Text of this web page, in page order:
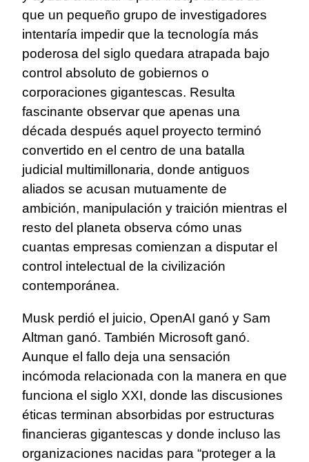
que un pequeño grupo de investigadores
intentaría impedir que la tecnología más
poderosa del siglo quedara atrapada bajo
control absoluto de gobiernos o
corporaciones gigantescas. Resulta
fascinante observar que apenas una
década después aquel proyecto terminó
convertido en el centro de una batalla
judicial multimillonaria, donde antiguos
aliados se acusan mutuamente de
ambición, manipulación y traición mientras el
resto del planeta observa cómo unas
cuantas empresas comienzan a disputar el
control intelectual de la civilización
contemporánea.
Musk perdió el juicio, OpenAI ganó y Sam
Altman ganó. También Microsoft ganó.
Aunque el fallo deja una sensación
incómoda relacionada con la manera en que
funciona el siglo XXI, donde las discusiones
éticas terminan absorbidas por estructuras
financieras gigantescas y donde incluso las
organizaciones nacidas para “proteger a la